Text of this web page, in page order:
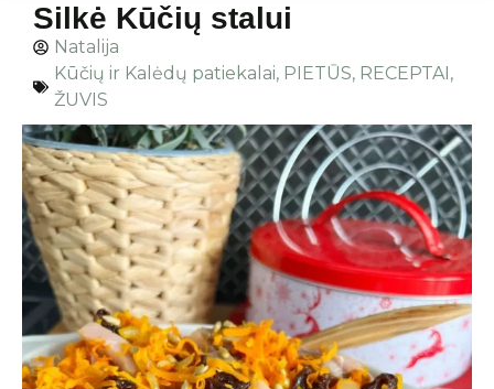
Silkė Kūčių stalui
Natalija
Kūčių ir Kalėdų patiekalai, PIETŪS, RECEPTAI,
ŽUVIS